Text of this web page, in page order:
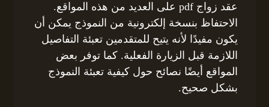
عقد زواج pdf على العديد من هذه المواقع.
الاحتفاظ بنسخة إلكترونية من النموذج يمكن أن
يكون مفيدًا لأنه يتيح للمتقدمين تعبئة التفاصيل
اللازمة قبل الزيارة الفعلية. كما توفر بعض
المواقع أيضًا نصائح حول كيفية تعبئة النموذج
بشكل صحيح.